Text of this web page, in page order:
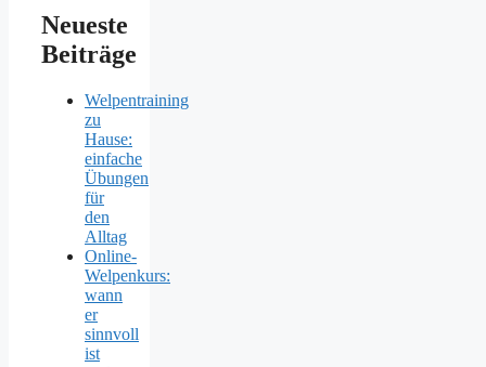
Neueste
Beiträge
Welpentraining
zu
Hause:
einfache
Übungen
für
den
Alltag
Online-
Welpenkurs:
wann
er
sinnvoll
ist